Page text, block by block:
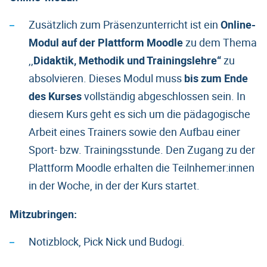
Zusätzlich zum Präsenzunterricht ist ein Online-
Modul auf der Plattform Moodlezu dem Thema
,,Didaktik, Methodik und Trainingslehre“zu
absolvieren. Dieses Modul muss bis zum Ende
des Kursesvollständig abgeschlossen sein. In
diesem Kurs geht es sich um die pädagogische
Arbeit eines Trainers sowie den Aufbau einer
Sport- bzw. Trainingsstunde. Den Zugang zu der
Plattform Moodle erhalten die Teilnhemer:innen
in der Woche, in der der Kurs startet.
Mitzubringen:
Notizblock, Pick Nick und Budogi.